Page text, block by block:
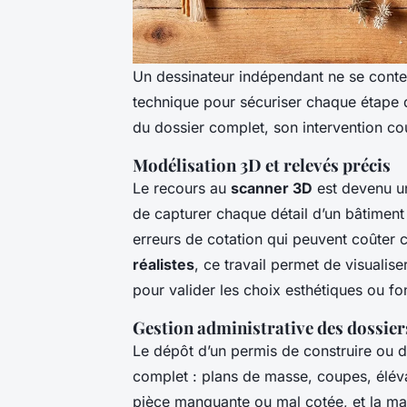
Un dessinateur indépendant ne se
technique pour sécuriser chaque
du dossier complet, son intervention
Modélisation 3D et relevés précis
Le recours au scanner 3D est devenu
de capturer chaque détail d’un
erreurs de cotation qui peuvent coûter
réalistes, ce travail permet de
pour valider les choix esthétiques ou
Gestion administrative des
Le dépôt d’un permis de construire ou
complet : plans de masse, coupes,
pièce manquante ou mal cotée, et la